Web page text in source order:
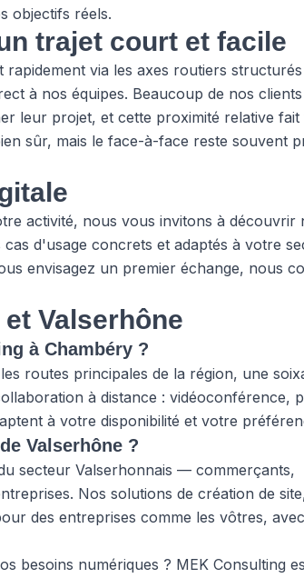
objectifs réels.
trajet court et facile
via les axes routiers
à nos équipes. Beaucoup de nos
leur projet, et cette proximité relative fait
sûr, mais le face-à-face reste souvent
activité, nous vous invitons à découvrir
d'usage concrets et adaptés à votre
envisagez un premier échange, nous
Valserhône
à Chambéry ?
routes principales de la région, une
à distance : vidéoconférence,
à votre disponibilité et votre
Valserhône ?
secteur Valserhonnais — commerçants,
Nos solutions de création de
des entreprises comme les vôtres,
besoins numériques ? MEK Consulting